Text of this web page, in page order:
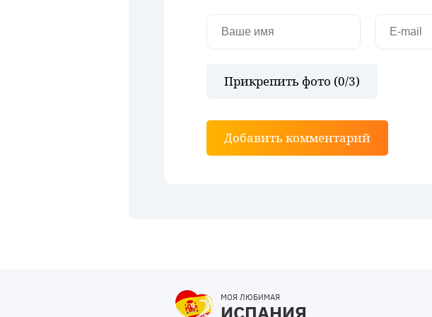
Прикрепить фото (0/3)
Добавить комментарий
МОЯ ЛЮБИМАЯ
ИСПАНИЯ